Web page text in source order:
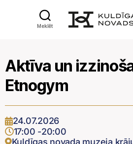
Meklēt
Aktīva un
Etnogym
24.07.2026
17:00 -20:00
Kuldīgas novada muzeja